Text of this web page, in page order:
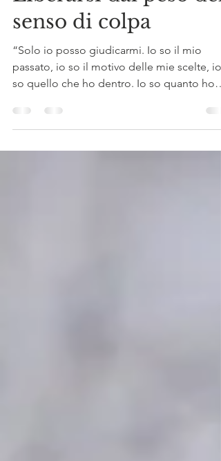
Liberarsi dal peso del
senso di colpa
“Solo io posso giudicarmi. Io so il mio
passato, io so il motivo delle mie scelte, io
so quello che ho dentro. Io so quanto ho